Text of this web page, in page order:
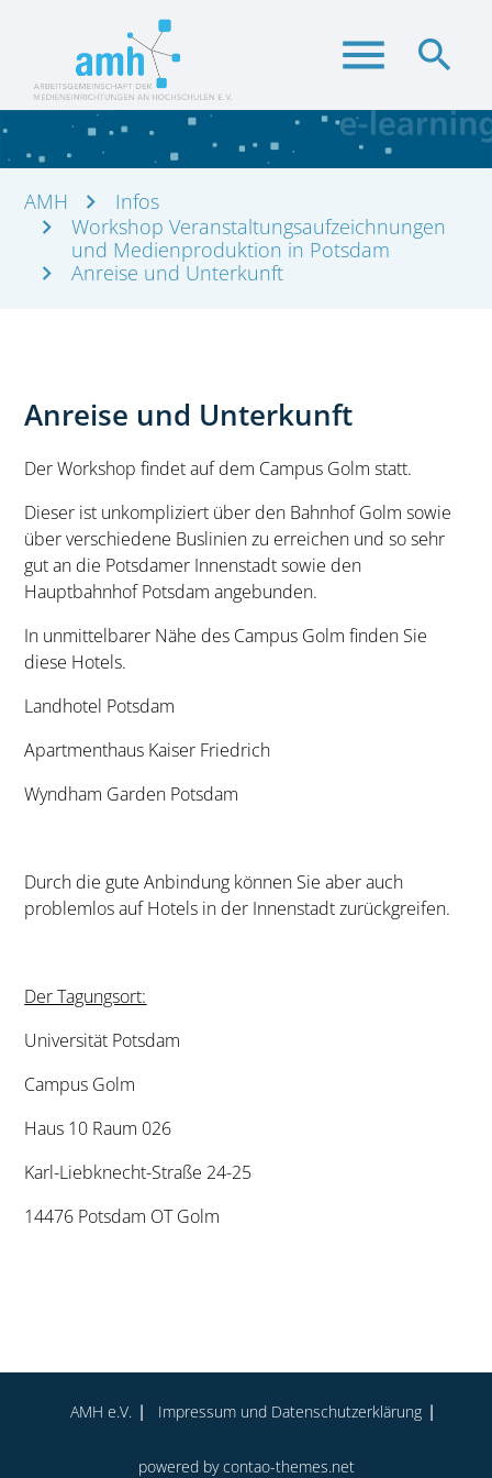
menu search
Suchbegriffe SUCHEN
AMH
Infos
Workshop Veranstaltungsaufzeichnungen
und Medienproduktion in Potsdam
Anreise und Unterkunft
Anreise und Unterkunft
Der Workshop findet auf dem Campus Golm statt.
Dieser ist unkompliziert über den Bahnhof Golm sowie
über verschiedene Buslinien zu erreichen und so sehr
gut an die Potsdamer Innenstadt sowie den
Hauptbahnhof Potsdam angebunden.
In unmittelbarer Nähe des Campus Golm finden Sie
diese Hotels.
Landhotel Potsdam
Apartmenthaus Kaiser Friedrich
Wyndham Garden Potsdam
Durch die gute Anbindung können Sie aber auch
problemlos auf Hotels in der Innenstadt zurückgreifen.
Der Tagungsort:
Universität Potsdam
Campus Golm
Haus 10 Raum 026
Karl-Liebknecht-Straße 24-25
14476 Potsdam OT Golm
AMH e.V. Impressum und Datenschutz­erklärung
powered bycontao-themes.net